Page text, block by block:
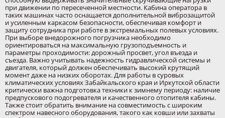
при движении по пересеченной местности. Кабина оператора в
таких машинах часто оснащается дополнительной виброзащитой
и усиленным каркасом безопасности, обеспечивая комфорт и
защиту сотрудника при работе в экстремальных полевых условиях.
При выборе внедорожного погрузчика необходимо
ориентироваться на максимальную грузоподъемность и
параметры проходимости: дорожный просвет, угол въезда и
съезда. Важно учитывать надежность гидравлической системы и
двигателя, который должен обеспечивать высокий крутящий
момент даже на низких оборотах. Для работы в суровых
климатических условиях Забайкальского края и Иркутской области
критически важна подготовка техники к зимнему периоду: наличие
предпускового подогревателя и качественного отопителя кабины.
Также стоит обратить внимание на совместимость с широким
спектром навесного оборудования, такого как ковши или захваты